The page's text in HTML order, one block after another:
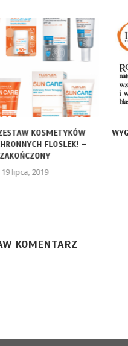
KOSMETYKÓW
FLOSLEK! –
ZAKOŃCZONY
19 lipca, 2019
KOMENTARZ